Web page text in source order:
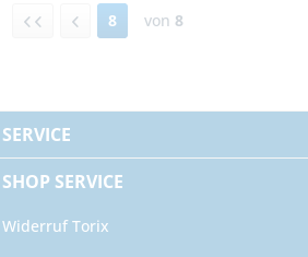
8 von 8
SERVICE
SHOP SERVICE
Widerruf Torix